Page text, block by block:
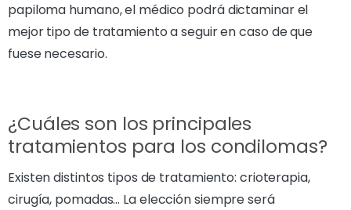
papiloma humano, el médico podrá dictaminar el
mejor tipo de tratamiento a seguir en caso de que
fuese necesario.
¿Cuáles son los principales
tratamientos para los condilomas?
Existen distintos tipos de tratamiento: crioterapia,
cirugía, pomadas… La elección siempre será